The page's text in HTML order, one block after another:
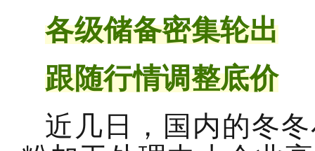
各级储备密集轮出
跟随行情调整底价
近几日，国内的冬